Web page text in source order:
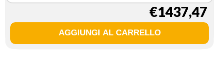
€1437,47